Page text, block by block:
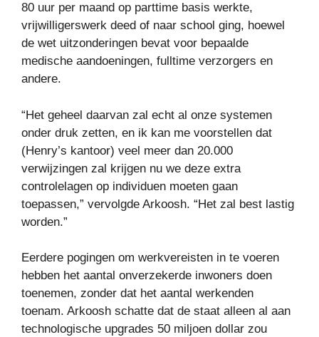
80 uur per maand op parttime basis werkte,
vrijwilligerswerk deed of naar school ging, hoewel
de wet uitzonderingen bevat voor bepaalde
medische aandoeningen, fulltime verzorgers en
andere.
“Het geheel daarvan zal echt al onze systemen
onder druk zetten, en ik kan me voorstellen dat
(Henry’s kantoor) veel meer dan 20.000
verwijzingen zal krijgen nu we deze extra
controlelagen op individuen moeten gaan
toepassen,” vervolgde Arkoosh. “Het zal best lastig
worden.”
Eerdere pogingen om werkvereisten in te voeren
hebben het aantal onverzekerde inwoners doen
toenemen, zonder dat het aantal werkenden
toenam. Arkoosh schatte dat de staat alleen al aan
technologische upgrades 50 miljoen dollar zou